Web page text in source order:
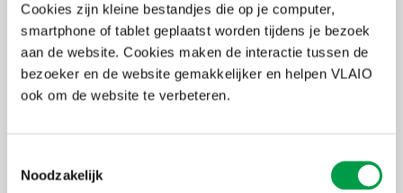
Cookies zijn kleine bestandjes die op je computer,
smartphone of tablet geplaatst worden tijdens je bezoek
aan de website. Cookies maken de interactie tussen de
bezoeker en de website gemakkelijker en helpen VLAIO
ook om de website te verbeteren.
Noodzakelijk
Aan het einde van het traject evalueren we jouw project,
bespreken we de sterke punten en zwaktes, en komt de belangrijke
vraag naar voren: Ga ik ervoor of niet?
Gratis!